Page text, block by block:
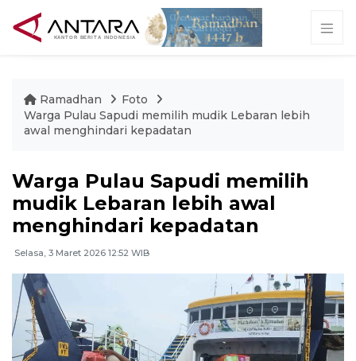
Ramadhan
Foto
Warga Pulau Sapudi memilih mudik Lebaran lebih
awal menghindari kepadatan
Warga Pulau Sapudi memilih
mudik Lebaran lebih awal
menghindari kepadatan
Selasa, 3 Maret 2026 12:52 WIB